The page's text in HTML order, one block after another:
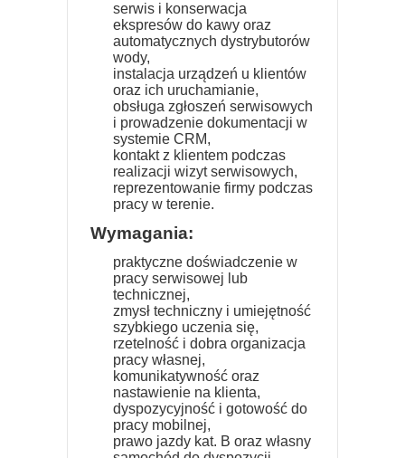
serwis i konserwacja
ekspresów do kawy oraz
automatycznych dystrybutorów
wody,
instalacja urządzeń u klientów
oraz ich uruchamianie,
obsługa zgłoszeń serwisowych
i prowadzenie dokumentacji w
systemie CRM,
kontakt z klientem podczas
realizacji wizyt serwisowych,
reprezentowanie firmy podczas
pracy w terenie.
Wymagania:
praktyczne doświadczenie w
pracy serwisowej lub
technicznej,
zmysł techniczny i umiejętność
szybkiego uczenia się,
rzetelność i dobra organizacja
pracy własnej,
komunikatywność oraz
nastawienie na klienta,
dyspozycyjność i gotowość do
pracy mobilnej,
prawo jazdy kat. B oraz własny